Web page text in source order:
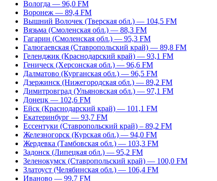
Вологда — 96,0 FM
Воронеж — 89,4 FM
Вышний Волочек (Тверская обл.) — 104,5 FM
Вязьма (Смоленская обл.) — 88,3 FM
Гагарин (Смоленская обл.) — 95,3 FM
Галюгаевская (Ставропольский край) — 89,8 FM
Геленджик (Краснодарский край) — 93,1 FM
Геническ (Херсонская обл.) — 96,6 FM
Далматово (Курганская обл.) — 96,5 FM
Дзержинск (Нижегородская обл.) — 89,2 FM
Димитровград (Ульяновская обл.) — 97,1 FM
Донецк — 102,6 FM
Ейск (Краснодарский край) — 101,1 FM
Екатеринбург — 93,7 FM
Ессентуки (Ставропольский край) – 89,2 FM
Железногорск (Курская обл.) — 94,0 FM
Жердевка (Тамбовская обл.) — 103,3 FM
Задонск (Липецкая обл.) — 95,2 FM
Зеленокумск (Ставропольский край) — 100,0 FM
Златоуст (Челябинская обл.) — 106,4 FM
Иваново — 99,7 FM